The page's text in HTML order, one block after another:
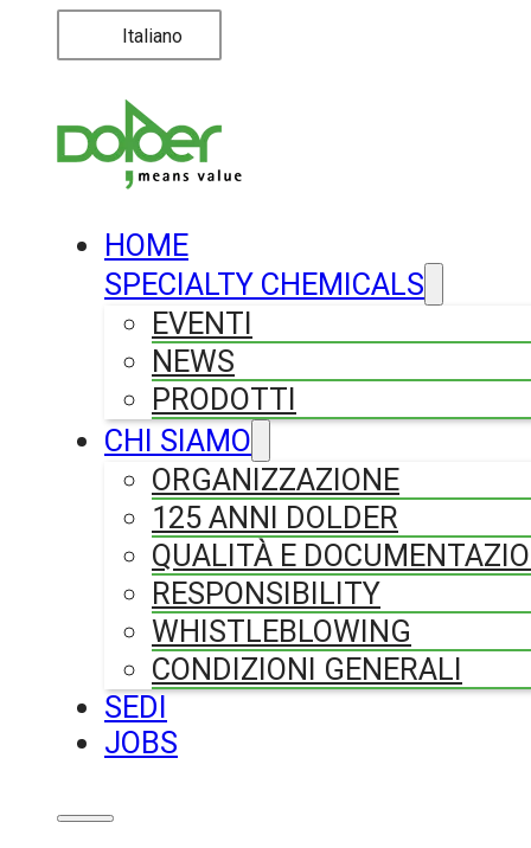
Italiano
HOME
SPECIALTY CHEMICALS
EVENTI
NEWS
PRODOTTI
CHI SIAMO
ORGANIZZAZIONE
125 ANNI DOLDER
QUALITÀ E
RESPONSIBILITY
WHISTLEBLOWING
CONDIZIONI GENERALI
SEDI
JOBS